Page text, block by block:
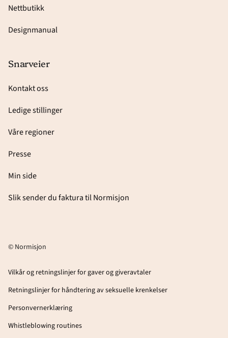
Nettbutikk
Designmanual
Snarveier
Kontakt oss
Ledige stillinger
Våre regioner
Presse
Min side
Slik sender du faktura til Normisjon
© Normisjon
Vilkår og retningslinjer for gaver og giveravtaler
Retningslinjer for håndtering av seksuelle krenkelser
Personvernerklæring
Whistleblowing routines